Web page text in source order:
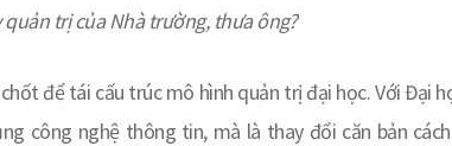
trị của Nhà trường, thưaông?
để tái cấu trúc mô hình quản trị đại học. Với Đại
công nghệ thông tin, mà là thay đổi căn bản